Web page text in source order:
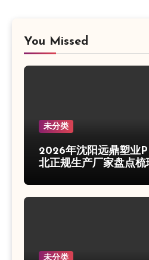
You Missed
未分类
2026年沈阳远鼎塑业
北正规生产厂家盘点梳
未分类